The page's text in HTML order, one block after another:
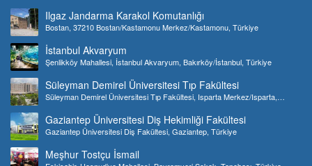
Ilgaz Jandarma Karakol Komutanlığı
Bostan, 37210 Bostan/Kastamonu Merkez/Kastamonu, Türkiye
İstanbul Akvaryum
Şenlikköy Mahallesi, İstanbul Akvaryum, Bakırköy/İstanbul, Türkiye
Süleyman Demirel Üniversitesi Tıp Fakültesi
Süleyman Demirel Üniversitesi Tıp Fakültesi, Isparta Merkez/Isparta,
Gaziantep Üniversitesi Diş Hekimliği Fakültesi
Gaziantep Üniversitesi Diş Fakültesi, Gaziantep, Türkiye
Meşhur Tostçu İsmail